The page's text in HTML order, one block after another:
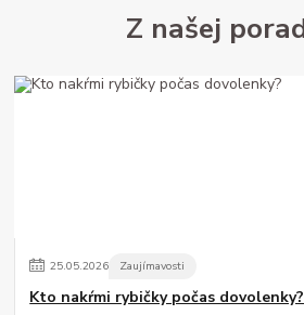
25.05.2026 Zaujímavosti
Kto nakŕmi rybičky počas dovolenky?